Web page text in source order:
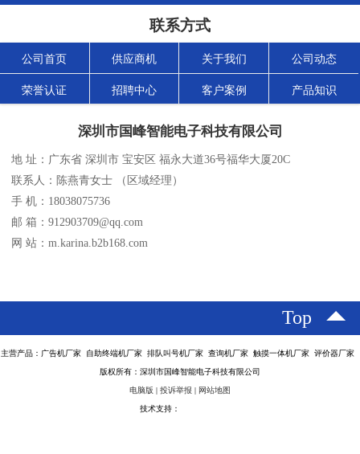
联系方式
公司首页 供应商机 关于我们 公司动态
荣誉认证 招聘中心 客户案例 产品知识
深圳市国峰智能电子科技有限公司
地 址：广东省 深圳市 宝安区 福永大道36号福华大厦20C
联系人：陈燕青女士 （区域经理）
手 机：18038075736
邮 箱：912903709@qq.com
网 站：m.karina.b2b168.com
Top
主营产品：广告机厂家 自助终端机厂家 排队叫号机厂家 查询机厂家 触摸一体机厂家 评价器厂家
版权所有：深圳市国峰智能电子科技有限公司
电脑版 | 投诉举报 | 网站地图
技术支持：